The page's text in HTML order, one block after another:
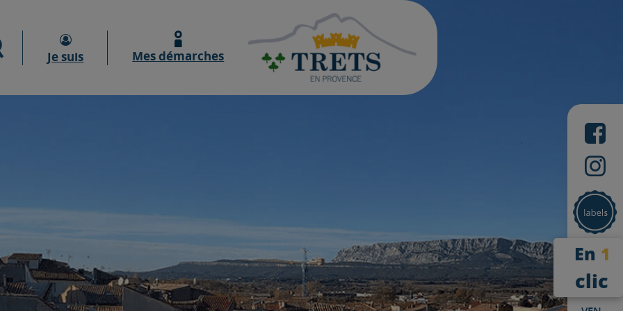
Moteur de recherche
Je suis Mes démarches
En 1
clic